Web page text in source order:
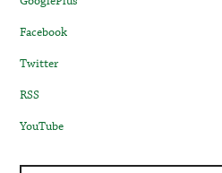
Facebook
Twitter
RSS
YouTube